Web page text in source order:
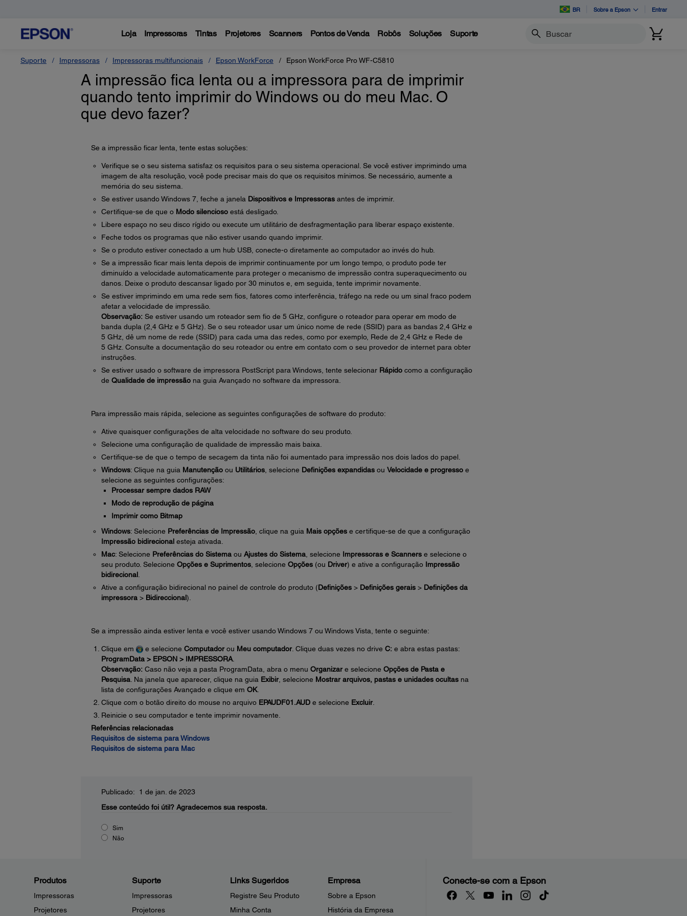
BR Sobre a Epson Entrar
Loja Impressoras Tintas Projetores Scanners Pontos de Venda Robôs Soluções Suporte Buscar
Suporte Impressoras Impressoras multifuncionais Epson WorkForce Epson WorkForce Pro WF-C5810
A impressão fica lenta ou a impressora para de imprimir
quando tento imprimir do Windows ou do meu Mac. O
que devo fazer?
Se a impressão ficar lenta, tente estas soluções:
Verifique se o seu sistema satisfaz os requisitos para o seu sistema operacional. Se você estiver imprimindo uma
imagem de alta resolução, você pode precisar mais do que os requisitos mínimos. Se necessário, aumente a
memória do seu sistema.
Se estiver usando Windows 7, feche a janela Dispositivos e Impressorasantes de imprimir.
Certifique-se de que o Modo silenciosoestá desligado.
Libere espaço no seu disco rígido ou execute um utilitário de desfragmentação para liberar espaço existente.
Feche todos os programas que não estiver usando quando imprimir.
Se o produto estiver conectado a um hub USB, conecte-o diretamente ao computador ao invés do hub.
Se a impressão ficar mais lenta depois de imprimir continuamente por um longo tempo, o produto pode ter
diminuído a velocidade automaticamente para proteger o mecanismo de impressão contra superaquecimento ou
danos. Deixe o produto descansar ligado por 30 minutos e, em seguida, tente imprimir novamente.
Se estiver imprimindo em uma rede sem fios, fatores como interferência, tráfego na rede ou um sinal fraco podem
afetar a velocidade de impressão.
Observação:Se estiver usando um roteador sem fio de 5 GHz, configure o roteador para operar em modo de
banda dupla (2,4 GHz e 5 GHz). Se o seu roteador usar um único nome de rede (SSID) para as bandas 2,4 GHz e
5 GHz, dê um nome de rede (SSID) para cada uma das redes, como por exemplo, Rede de 2,4 GHz e Rede de
5 GHz. Consulte a documentação do seu roteador ou entre em contato com o seu provedor de internet para obter
instruções.
Se estiver usado o software de impressora PostScript para Windows, tente selecionar Rápidocomo a configuração
de Qualidade de impressãona guia Avançado no software da impressora.
Para impressão mais rápida, selecione as seguintes configurações de software do produto:
Ative quaisquer configurações de alta velocidade no software do seu produto.
Selecione uma configuração de qualidade de impressão mais baixa.
Certifique-se de que o tempo de secagem da tinta não foi aumentado para impressão nos dois lados do papel.
Windows: Clique na guia Manutençãoou Utilitários, selecione Definições expandidasou Velocidade e progressoe
selecione as seguintes configurações:
Processar sempre dados RAW
Modo de reprodução de página
Imprimir como Bitmap
Windows: Selecione Preferências de Impressão, clique na guia Mais opçõese certifique-se de que a configuração
Impressão bidirecionalesteja ativada.
Mac: Selecione Preferências do Sistemaou Ajustes do Sistema, selecione Impressoras e Scannerse selecione o
seu produto. Selecione Opções e Suprimentos, selecione Opções(ou Driver) e ative a configuração Impressão
bidirecional.
Ative a configuração bidirecional no painel de controle do produto (Definições> Definições gerais> Definições da
impressora> Bidireccional).
Se a impressão ainda estiver lenta e você estiver usando Windows 7 ou Windows Vista, tente o seguinte:
Clique em e selecione Computadorou Meu computador. Clique duas vezes no drive C:e abra estas pastas:
ProgramData > EPSON > IMPRESSORA.
Observação:Caso não veja a pasta ProgramData, abra o menu Organizare selecione Opções de Pasta e
Pesquisa. Na janela que aparecer, clique na guia Exibir, selecione Mostrar arquivos, pastas e unidades ocultasna
lista de configurações Avançado e clique em OK.
Clique com o botão direito do mouse no arquivo EPAUDF01.AUDe selecione Excluir.
Reinicie o seu computador e tente imprimir novamente.
Referências relacionadas
Requisitos de sistema para Windows
Requisitos de sistema para Mac
Publicado: 1 de jan. de 2023
Esse conteúdo foi útil? Agradecemos sua resposta.
Sim
Não
Produtos
Impressoras
Projetores
Suporte
Impressoras
Projetores
Links Sugeridos
Registre Seu Produto
Minha Conta
Empresa
Sobre a Epson
História da Empresa
Conecte-se com a Epson